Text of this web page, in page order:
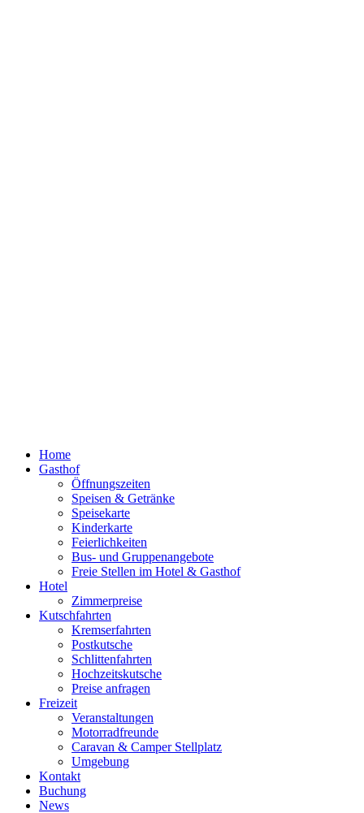
Home
Gasthof
Öffnungszeiten
Speisen & Getränke
Speisekarte
Kinderkarte
Feierlichkeiten
Bus- und Gruppenangebote
Freie Stellen im Hotel & Gasthof
Hotel
Zimmerpreise
Kutschfahrten
Kremserfahrten
Postkutsche
Schlittenfahrten
Hochzeitskutsche
Preise anfragen
Freizeit
Veranstaltungen
Motorradfreunde
Caravan & Camper Stellplatz
Umgebung
Kontakt
Buchung
News